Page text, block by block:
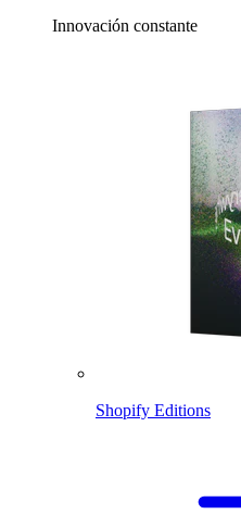
Innovación constante
Shopify Editions